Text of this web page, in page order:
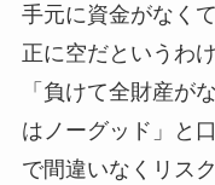
手元に資金がなく
正に空だというわけ
「負けて全財産が
はノーグッド」と
で間違いなくリス